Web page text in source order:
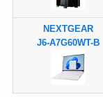
NEXTGEAR
J6-A7G60WT-B